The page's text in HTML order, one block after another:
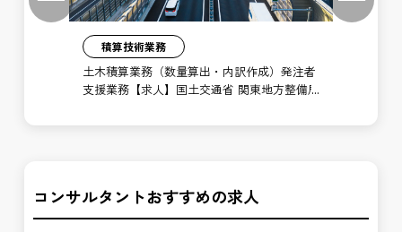
積算技術業務
土木積算業務（数量算出・内訳作成）発注者
支援業務【求人】国土交通省 関東地方整備局
コンサルタントおすすめの求人